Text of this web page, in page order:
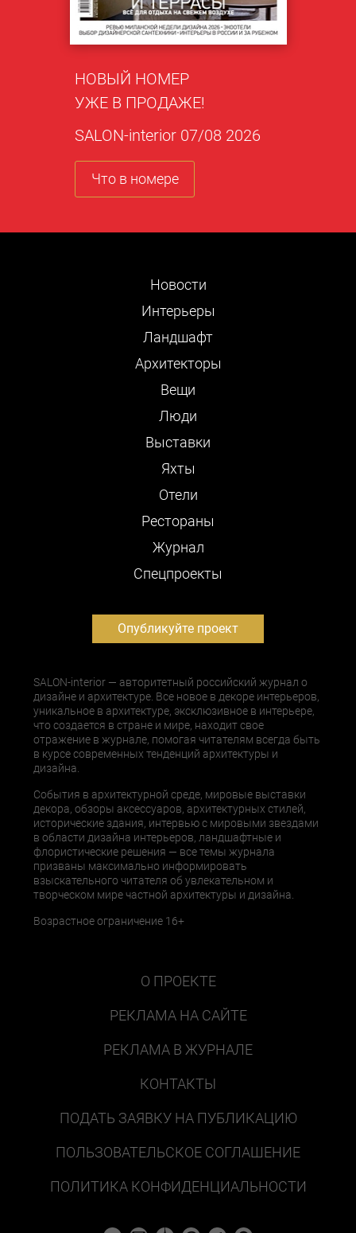
НОВЫЙ НОМЕР
УЖЕ В ПРОДАЖЕ!
SALON-interior 07/08 2026
Что в номере
Новости
Интерьеры
Ландшафт
Архитекторы
Вещи
Люди
Выставки
Яхты
Отели
Рестораны
Журнал
Cпецпроекты
Опубликуйте проект
SALON-interior — авторитетный российский журнал о
дизайне и архитектуре. Все новое в декоре интерьеров,
уникальное в архитектуре, эксклюзивное в интерьере,
что создается в стране и мире, находит свое
отражение в журнале, помогая читателям всегда быть
в курсе современных тенденций архитектуры и
дизайна.
События в архитектурной среде, мировые выставки
декора, обзоры аксессуаров, архитектурных стилей,
исторические здания, интервью с мировыми звездами
в области дизайна интерьеров, ландшафтные и
флористические решения — все темы журнала
призваны максимально информировать
взыскательного читателя об увлекательном и
творческом мире частной архитектуры и дизайна.
Возрастное ограничение 16+
О ПРОЕКТЕ
РЕКЛАМА НА САЙТЕ
РЕКЛАМА В ЖУРНАЛЕ
КОНТАКТЫ
ПОДАТЬ ЗАЯВКУ НА ПУБЛИКАЦИЮ
ПОЛЬЗОВАТЕЛЬСКОЕ СОГЛАШЕНИЕ
ПОЛИТИКА КОНФИДЕНЦИАЛЬНОСТИ